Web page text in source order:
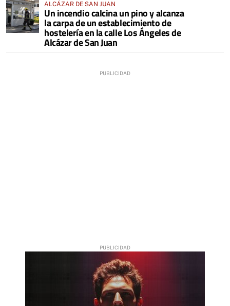
ALCÁZAR DE SAN JUAN
Un incendio calcina un pino y alcanza
la carpa de un establecimiento de
hostelería en la calle Los Ángeles de
Alcázar de San Juan